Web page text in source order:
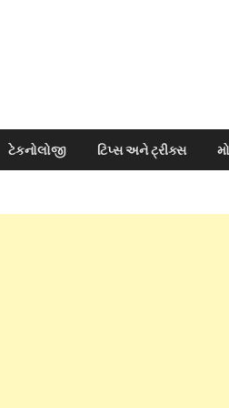
ટેકનોલોજી ટિપ્સ અને ટ્રીક્સ